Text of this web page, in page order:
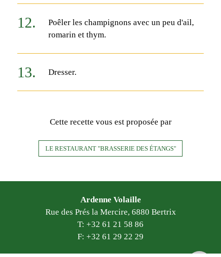
Poêler les champignons avec un peu d'ail,
romarin et thym.
Dresser.
Cette recette vous est proposée par
LE RESTAURANT "BRASSERIE DES ÉTANGS"
Ardenne Volaille
Rue des Prés la Mercire, 6880 Bertrix
T: +32 61 21 58 86
F: +32 61 29 22 29